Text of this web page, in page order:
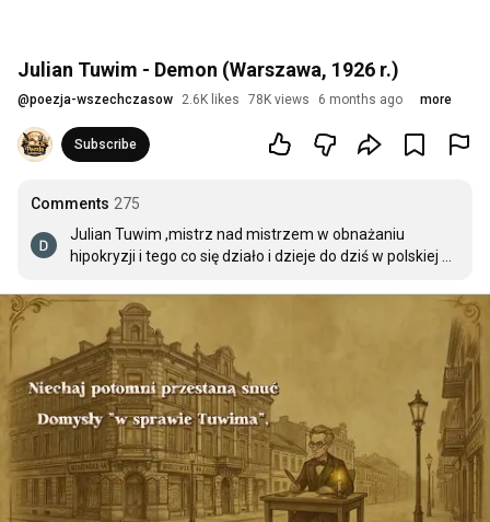
Julian Tuwim - Demon (Warszawa, 1926 r.)
@poezja-wszechczasow 2.6K likes 78K views 6 months ago more
Subscribe
Comments 275
Julian Tuwim ,mistrz nad mistrzem w obnażaniu
hipokryzji i tego co się działo i dzieje do dziś w polskiej